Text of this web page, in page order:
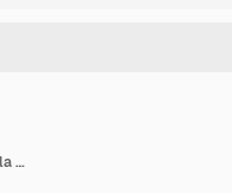
Plantilla de banner horizontal plano para el evento del día internacional de la educación